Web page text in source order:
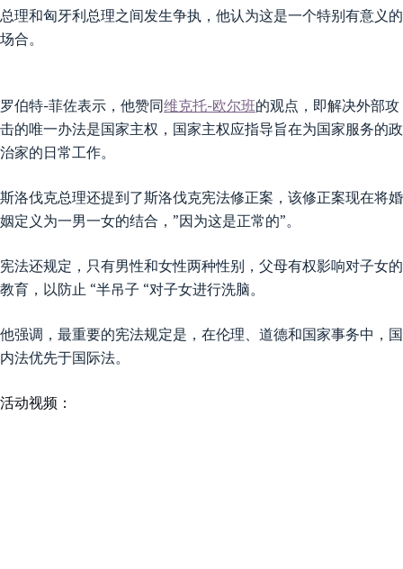
总理和匈牙利总理之间发生争执，他认为这是一个特别有意义的
场合。
罗伯特-菲佐表示，他赞同维克托-欧尔班的观点，即解决外部攻
击的唯一办法是国家主权，国家主权应指导旨在为国家服务的政
治家的日常工作。
斯洛伐克总理还提到了斯洛伐克宪法修正案，该修正案现在将婚
姻定义为一男一女的结合，”因为这是正常的”。
宪法还规定，只有男性和女性两种性别，父母有权影响对子女的
教育，以防止 “半吊子 “对子女进行洗脑。
他强调，最重要的宪法规定是，在伦理、道德和国家事务中，国
内法优先于国际法。
活动视频：